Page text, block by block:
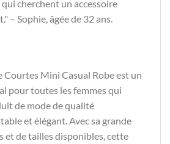
cherchent un accessoire
– Sophie, âgée de 32 ans.
Courtes Mini Casual Robe est un
pour toutes les femmes qui
de mode de qualité
et élégant. Avec sa grande
et de tailles disponibles, cette